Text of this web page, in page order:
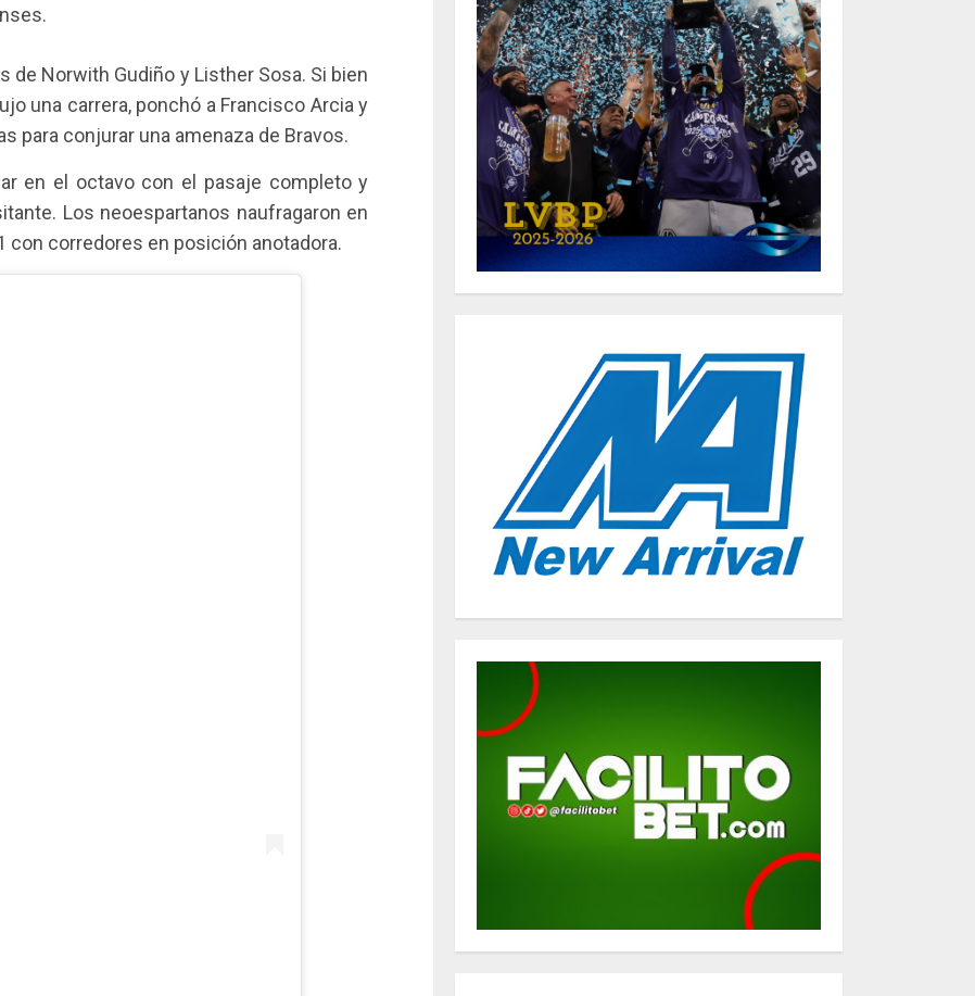
de Norwith Gudiño y Listher Sosa. Si bien
una carrera, ponchó a Francisco Arcia y
para conjurar una amenaza de Bravos.
en el octavo con el pasaje completo y
Los neoespartanos naufragaron en
con corredores en posición anotadora.